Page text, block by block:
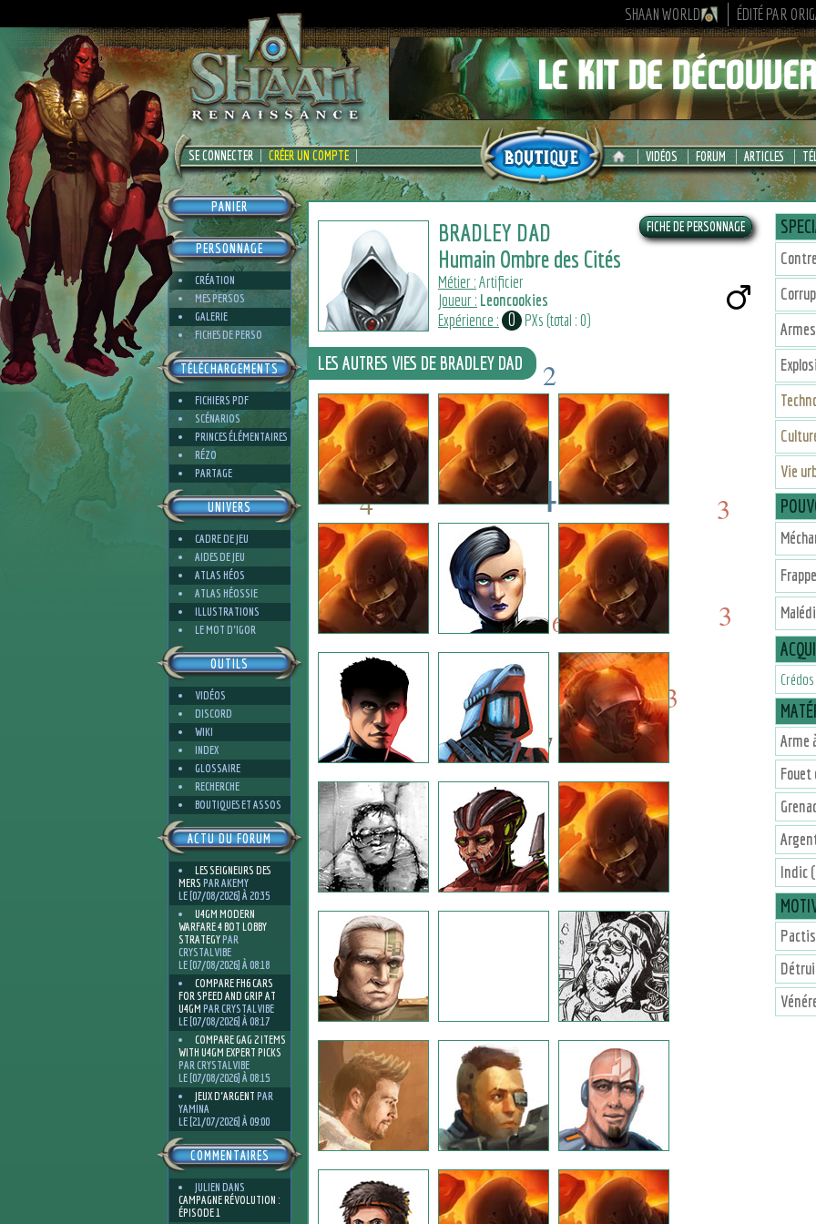
SHAAN WORLD ÉDITÉ PAR
SE CONNECTER CRÉER UN COMPTE VIDÉOS FORUM ARTICLES
PANIER
PERSONNAGE
CRÉATION
MES PERSOS
GALERIE
FICHES DE PERSO
TÉLÉCHARGEMENTS
FICHIERS PDF
SCÉNARIOS
PRINCES ÉLÉMENTAIRES
RÉZO
PARTAGE
UNIVERS
CADRE DE JEU
AIDES DE JEU
ATLAS HÉOS
ATLAS HÉOSSIE
ILLUSTRATIONS
LE MOT D'IGOR
OUTILS
VIDÉOS
DISCORD
WIKI
INDEX
GLOSSAIRE
RECHERCHE
BOUTIQUES ET ASSOS
ACTU DU FORUM
LES SEIGNEURS DES
MERS PAR AKEMY
LE [07/08/2026] À 20:35
U4GM MODERN
WARFARE 4 BOT LOBBY
STRATEGYPAR
CRYSTALVIBE
LE [07/08/2026] À 08:18
COMPARE FH6 CARS
FOR SPEED AND GRIP AT
U4GM PAR CRYSTALVIBE
LE [07/08/2026] À 08:17
COMPARE GAG 2 ITEMS
WITH U4GM EXPERT PICKS
PAR CRYSTALVIBE
LE [07/08/2026] À 08:15
JEUX D'ARGENT PAR
YAMINA
LE [21/07/2026] À 09:00
COMMENTAIRES
JULIEN DANS
CAMPAGNE RÉVOLUTION :
ÉPISODE 1
Vie
Crédos
Arme
Indic
BRADLEY DAD
Humain Ombre des Cités
Métier :Artificier
Joueur : Leoncookies
Expérience : 0 PXs (total : 0)
6
4
7 6
4
7
7
4
4
2
2
2
3
3
3
LES AUTRES VIES DE BRADLEY DAD